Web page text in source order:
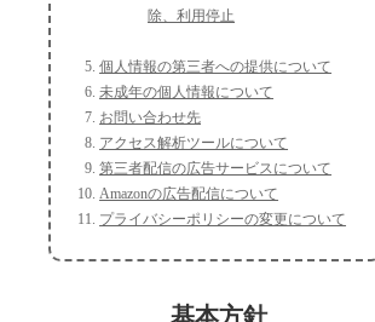
除、利用停止
個人情報の第三者への提供について
未成年の個人情報について
お問い合わせ先
アクセス解析ツールについて
第三者配信の広告サービスについて
Amazonの広告配信について
プライバシーポリシーの変更について
基本方針